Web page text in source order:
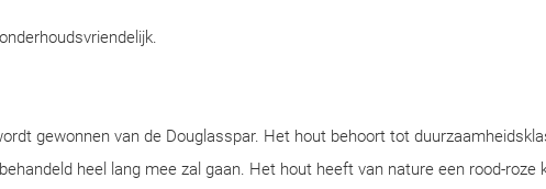
gewonnen van de Douglasspar. Het hout behoort tot
heel lang mee zal gaan. Het hout heeft van nature een rood-roze